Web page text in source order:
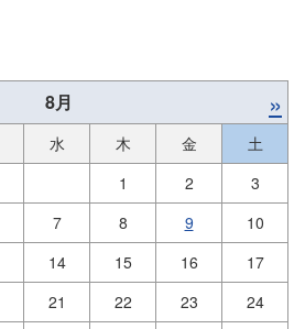
8月 »
水 木 金
土
1
2
3
7 8 9
10
14 15 16
17
21 22 23
24